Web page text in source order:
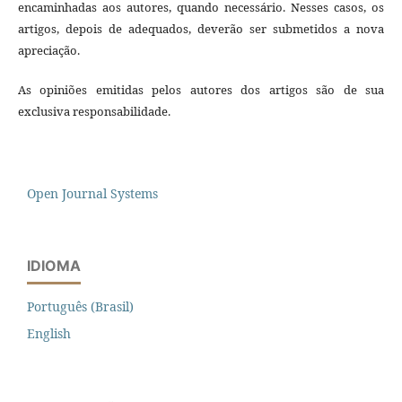
encaminhadas aos autores, quando necessário. Nesses casos, os
artigos, depois de adequados, deverão ser submetidos a nova
apreciação.
As opiniões emitidas pelos autores dos artigos são de sua
exclusiva responsabilidade.
Open Journal Systems
IDIOMA
Português (Brasil)
English